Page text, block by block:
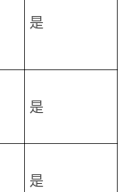
是
是
是